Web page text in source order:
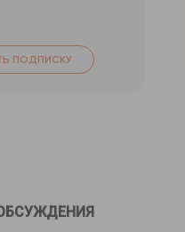
ПОДПИСКУ